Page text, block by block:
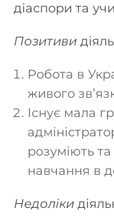
діаспори та
Позитиви
Робота в
живого
Існує мала
розуміють
навчання в
Недоліки